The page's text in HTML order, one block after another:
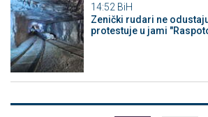
14:52 BiH
Zenički rudari ne
protestuje u jami